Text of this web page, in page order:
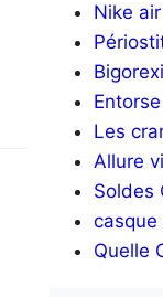
Nike
Les
Allure
Soldes
casque
Quelle